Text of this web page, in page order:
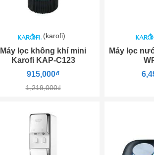
(karofi)
Máy lọc không khí mini
Karofi KAP-C123
915,000₫
1,219,000₫
Máy lọc